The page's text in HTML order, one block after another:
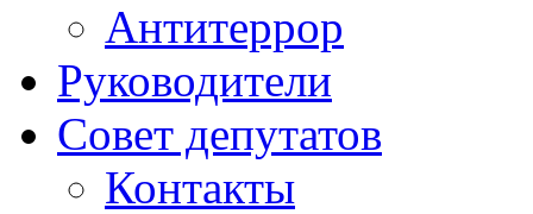
Антитеррор
Руководители
Совет депутатов
Контакты